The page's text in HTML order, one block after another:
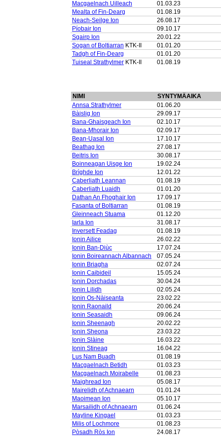
Macgaelnach Uilleach
01.03.23
Mealta of Fin-Dearg
01.08.19
Neach-Seilge Ion
26.08.17
Píobair Ion
09.10.17
Sgairp Ion
20.01.22
Sogan of Boltiarran KTK-II
01.01.20
Tadgh of Fin-Dearg
01.01.20
Tuiseal StrathylmerKTK-II 01.08.19
NIMI
SYNTYMÄAIKA
Annsa Strathylmer
01.06.20
Bàislig Ion
29.09.17
Bana-Ghaisgeach Ion
02.10.17
Bana-Mhorair Ion
02.09.17
Bean-Uasal Ion
17.10.17
Beathag Ion
27.08.17
Beitris Ion
30.08.17
Boinneagan Uisge Ion
19.02.24
Brìghde Ion
12.01.22
Caberliath Leannan
01.08.19
Caberliath Luaidh
01.01.20
Dathan An Fhoghair Ion
17.09.17
Fasanta of Boltiarran
01.08.19
Gleinneach Stuama
01.12.20
Iarla Ion
31.08.17
Inversett Feadag
01.08.19
Ionin Ailice
26.02.22
Ionin Ban-Diùc
17.07.24
Ionin Boireannach Albannach
07.05.24
Ionin Briagha
02.07.24
Ionin Caibideil
15.05.24
Ionin Dorchadas
30.04.24
Ionin Lilidh
02.05.24
Ionin Os-Nàiseanta
23.02.22
Ionin Raonaild
20.06.24
Ionin Seasaidh
09.06.24
Ionin Sheenagh
20.02.22
Ionin Sheona
23.03.22
Ionin Slàine
16.03.22
Ionin Stineag
16.04.22
Lus Nam Buadh
01.08.19
Macgaelnach Betidh
01.03.23
Macgaelnach Moirabelle
01.08.23
Maighread Ion
05.08.17
Mairelidh of Achnaearn
01.01.24
Maoimean Ion
05.10.17
Marsailidh of Achnaearn
01.06.24
Mayline Kingael
01.03.23
Milis of Lochmore
01.08.23
Pòsadh Ròs Ion
24.08.17